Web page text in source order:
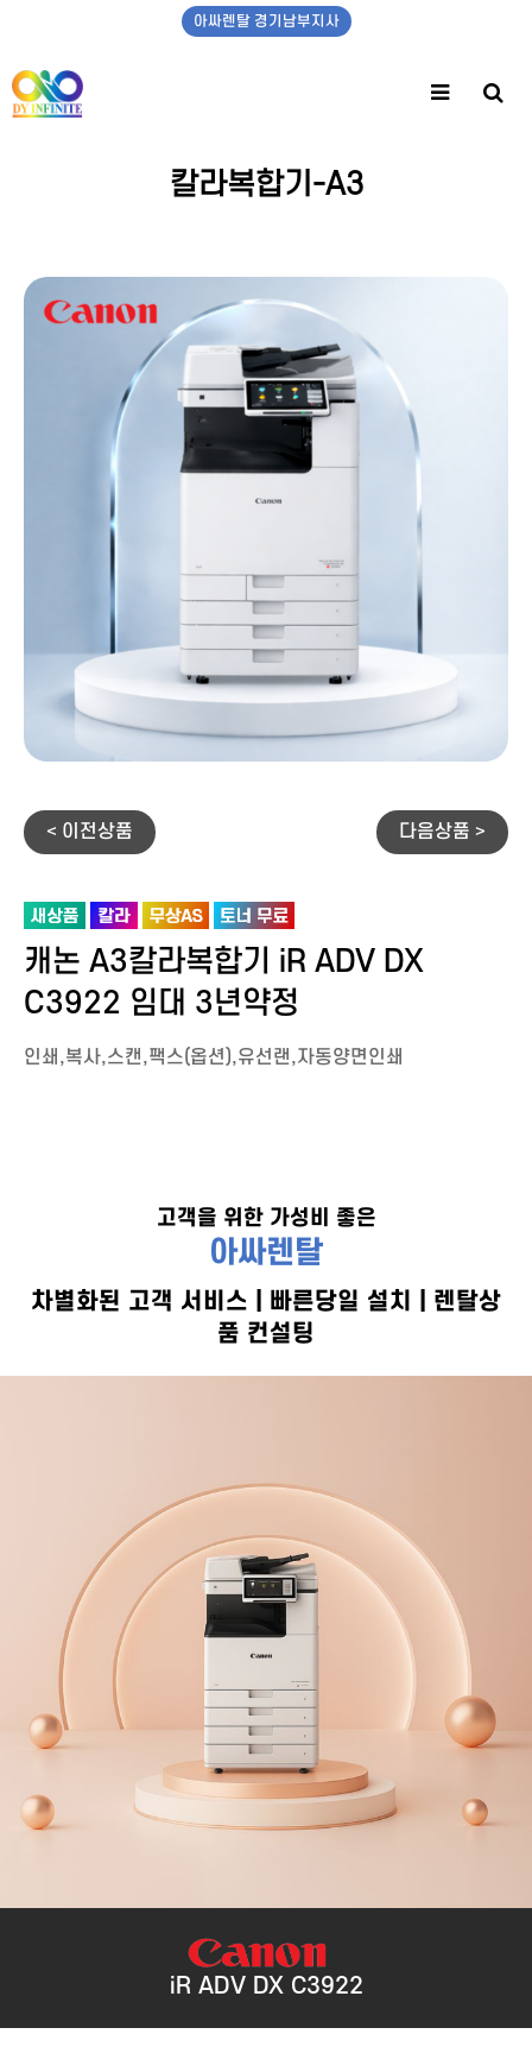
아싸렌탈 경기남부지사
칼라복합기-A3
< 이전상품 다음상품 >
캐논 A3칼라복합기 iR ADV DX
C3922 임대 3년약정
인쇄,복사,스캔,팩스(옵션),유선랜,자동양면인쇄
고객을 위한 가성비 좋은
아싸렌탈
차별화된 고객 서비스 | 빠른당일 설치 | 렌탈상
품 컨설팅
iR ADV DX C3922